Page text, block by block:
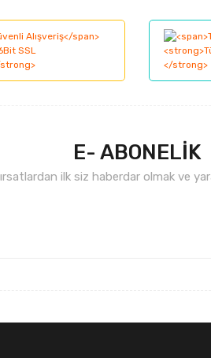
E- ABONELİK
ilk siz haberdar olmak ve